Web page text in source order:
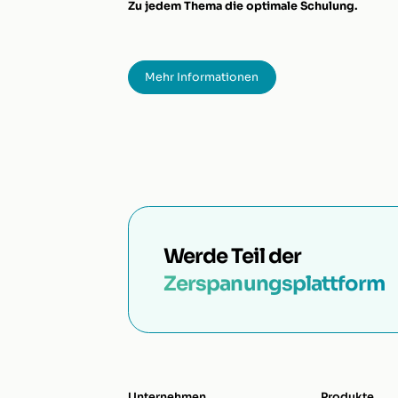
Zu jedem Thema die optimale Schulung.
Mehr Informationen
Werde Teil der
Zerspanungsplattform